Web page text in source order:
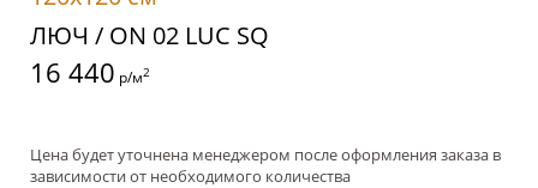
ЛЮЧ / ON 02 LUC SQ
16 440 р/м2
Цена будет уточнена менеджером после оформления заказа в
зависимости от необходимого количества